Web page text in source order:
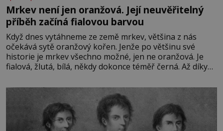
Mrkev není jen oranžová. Její neuvěřitelný
příběh začíná fialovou barvou
Když dnes vytáhneme ze země mrkev, většina z nás
očekává sytě oranžový kořen. Jenže po většinu své
historie je mrkev všechno možné, jen ne oranžová. Je
fialová, žlutá, bílá, někdy dokonce téměř černá. Až díky
bez které si českou zahradu ani nedokážeme představit.